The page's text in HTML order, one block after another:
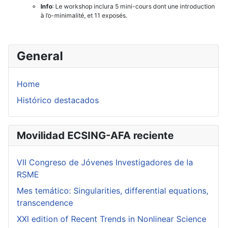
General
Home
Histórico destacados
Movilidad ECSING-AFA reciente
VII Congreso de Jóvenes Investigadores de la
RSME
Mes temático: Singularities, differential equations,
transcendence
XXI edition of Recent Trends in Nonlinear Science
Info: Le workshop inclura 5 mini-cours dont une introduction
à l’o-minimalité, et 11 exposés.